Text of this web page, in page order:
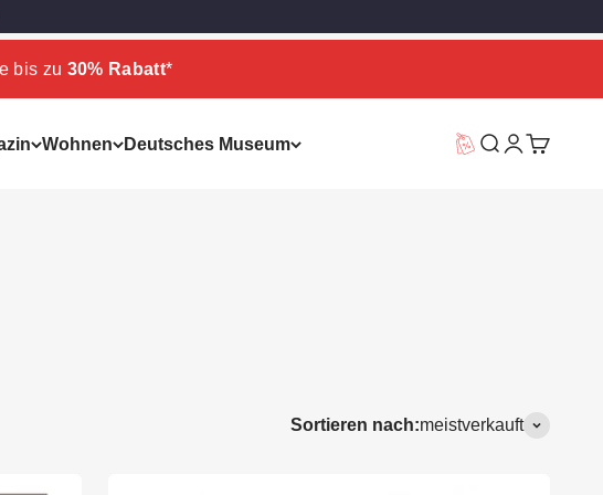
bis zu 30% Rabatt*
Wohnen Deutsches Museum Vorteilswelt
Suche
Sortieren nach:meistverkauft